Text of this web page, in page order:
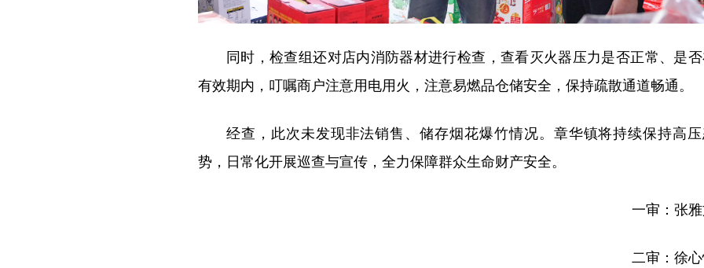
同时，检查组还对店内消防器材进行检查，查看灭火器压力是否正常、是
有效期内，叮嘱商户注意用电用火，注意易燃品仓储安全，保持疏散通道畅通。
经查，此次未发现非法销售、储存烟花爆竹情况。章华镇将持续保持高
势，日常化开展巡查与宣传，全力保障群众生命财产安全。
一审：张
二审：徐